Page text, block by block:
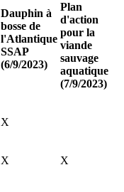
Dauphin à
bosse de
l'Atlantique
SSAP
(6/9/2023)
Plan
d'action
pour la
viande
sauvage
aquatique
(7/9/2023)
X
X X